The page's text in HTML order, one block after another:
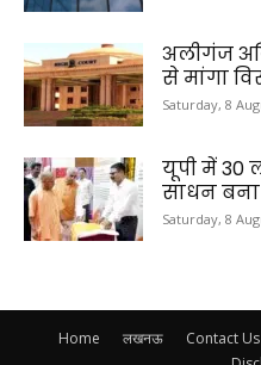
अलीगंज
से मांगा
Saturday, 8
यूपी में 30
साधन
Saturday, 8
Home लखनऊ Contact Us